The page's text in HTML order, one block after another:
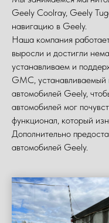
Geely Coolray, Geely
навигацию в Geely.
Наша компания
выросли и достигли
устанавливаем и
GMC, устанавливаемый
автомобилей Geely,
автомобилей мог
функционал, который
Дополнительно
автомобилей Geely.